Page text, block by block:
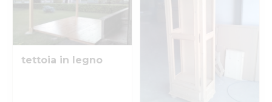
tettoia in legno